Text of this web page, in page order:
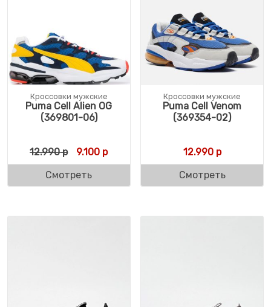
Кроссовки мужские
Puma Cell Alien OG
(369801-06)
12.990р Первоначальная цена составляла 12.990
9.100 рТекущая цена: 9.100 р.
Смотреть
Кроссовки мужские
Puma Cell Venom
(369354-02)
12.990р
Смотреть